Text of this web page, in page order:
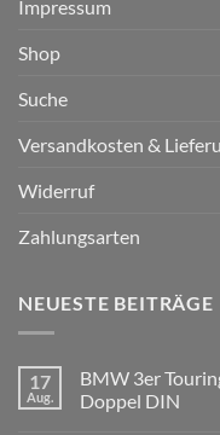
Impressum
Shop
Suche
Versandkosten &
Widerruf
Zahlungsarten
NEUESTE BEITRÄGE
17
Aug.
BMW 3er
Doppel DIN